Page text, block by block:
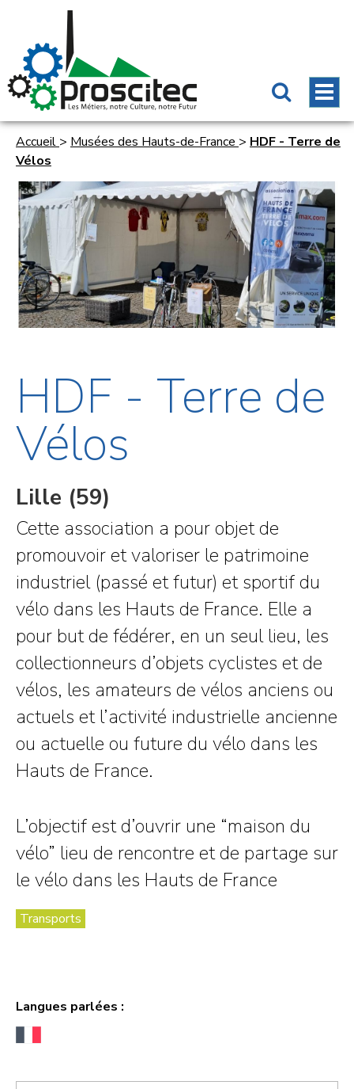
Accueil > Musées des Hauts-de-France > HDF - Terre de
Vélos
HDF - Terre de
Vélos
Lille (59)
Cette association a pour objet de
promouvoir et valoriser le patrimoine
industriel (passé et futur) et sportif du
vélo dans les Hauts de France. Elle a
pour but de fédérer, en un seul lieu, les
collectionneurs d’objets cyclistes et de
vélos, les amateurs de vélos anciens ou
actuels et l’activité industrielle ancienne
ou actuelle ou future du vélo dans les
Hauts de France.
L’objectif est d’ouvrir une “maison du
vélo” lieu de rencontre et de partage sur
le vélo dans les Hauts de France
Transports
Langues parlées :